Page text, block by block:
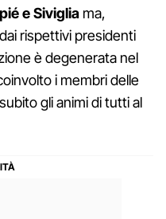
e Siviglia ma,
rispettivi presidenti
è degenerata nel
i membri delle
gli animi di tutti al